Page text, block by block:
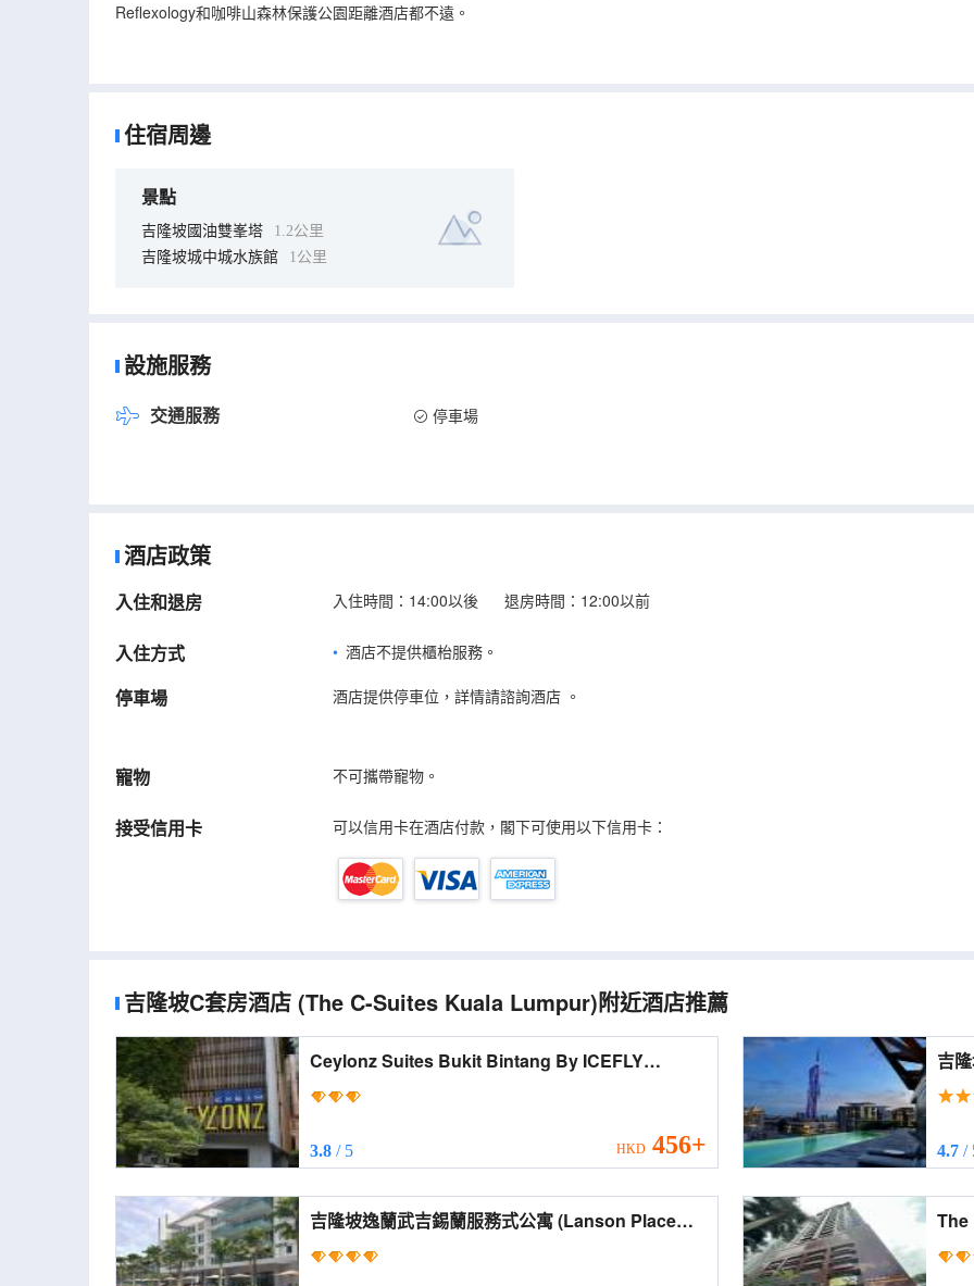
Reflexology和咖啡山森林保護公園距離酒店都不遠。
住宿周邊
景點
吉隆坡國油雙峯塔
1.2公里
吉隆坡城中城水族館
1公里
設施服務
交通服務 停車場
酒店政策
入住和退房 入住時間：14:00以後 退房時間：12:00以前
入住方式 酒店不提供櫃枱服務。
停車場 酒店提供停車位，詳情請諮詢酒店 。
寵物 不可攜帶寵物。
接受信用卡 可以信用卡在酒店付款，閣下可使用以下信用卡：
吉隆坡C套房酒店 (The C-Suites Kuala Lumpur)附近酒店推薦
Ceylonz Suites Bukit Bintang By ICEFLY
(Ceylonz Suites Bukit Bintang By ICEFLY)
3.8 / 5 HKD 456+
吉
4.7/
吉隆坡逸蘭武吉錫蘭服務式公寓 (Lanson Place
Bukit Ceylon)
The
by